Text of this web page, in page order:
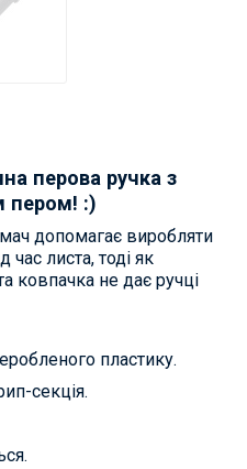
перова ручка з
пером! :)
допомагає виробляти
листа, тоді як
ковпачка не дає ручці
пластику.
секція.